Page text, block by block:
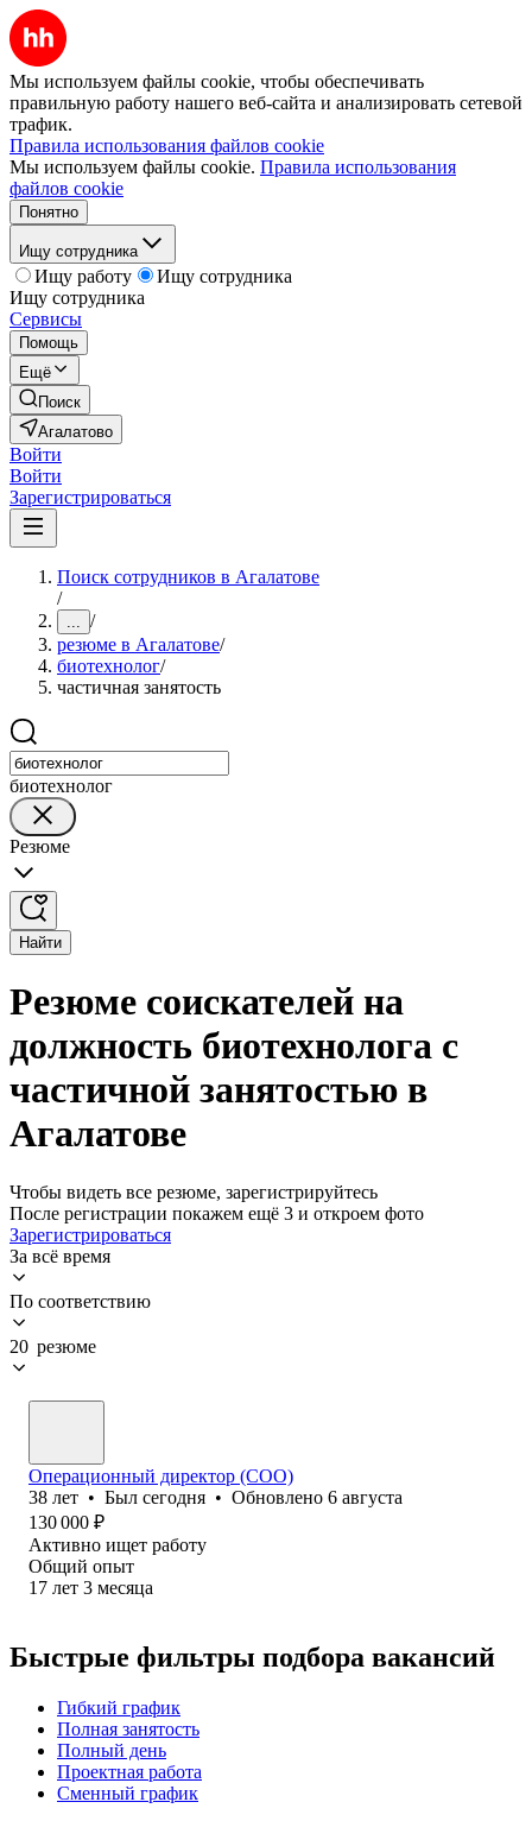
Мы используем файлы cookie, чтобы обеспечивать
правильную работу нашего веб-сайта и анализировать сетевой
трафик.
Правила использования файлов cookie
Мы используем файлы cookie. Правила использования
файлов cookie
Понятно
Ищу сотрудника
Ищу работу
Ищу сотрудника
Ищу сотрудника
Сервисы
Помощь
Ещё
Поиск
Агалатово
Войти
Войти
Зарегистрироваться
Поиск сотрудников в Агалатове
/
... /
резюме в Агалатове/
биотехнолог/
частичная занятость
биотехнолог
Резюме
Найти
Резюме соискателей на
должность биотехнолога с
частичной занятостью в
Агалатове
Чтобы видеть все резюме, зарегистрируйтесь
После регистрации покажем ещё 3 и откроем фото
Зарегистрироваться
За всё время
По соответствию
20 резюме
Операционный директор (COO)
38 лет • Был сегодня • Обновлено 6 августа
130 000 ₽
Активно ищет работу
Общий опыт
17 лет 3 месяца
Быстрые фильтры подбора вакансий
Гибкий график
Полная занятость
Полный день
Проектная работа
Сменный график